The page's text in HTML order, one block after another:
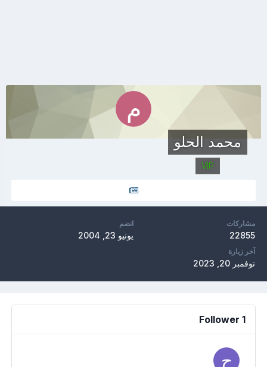
محمد الحلو
VIP
مشاركات
22855
انضم
يونيو 23, 2004
آخر زيارة
نوفمبر 20, 2023
1 Follower